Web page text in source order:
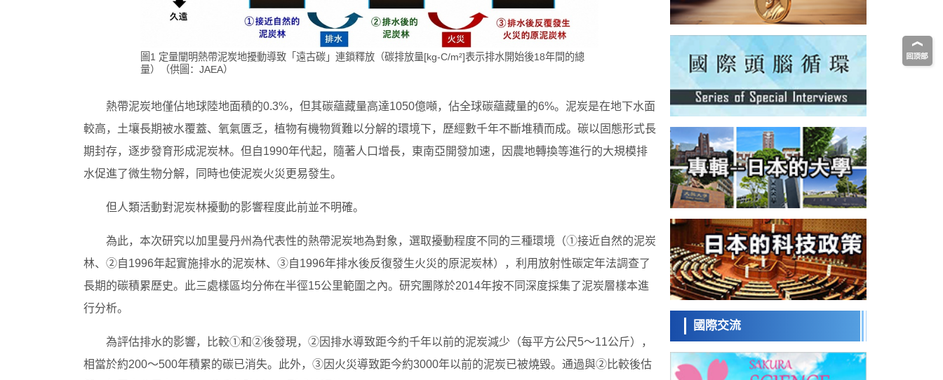
圖1 定量闡明熱帶泥炭地擾動導致「遠古碳」連鎖釋放（碳排放量[kg-C/m²]表示排水開始後18年間的總
量）（供圖：JAEA）
熱帶泥炭地僅佔地球陸地面積的0.3%，但其碳蘊藏量高達1050億噸，佔全球碳蘊藏量的6%。泥炭是在地下水面
較高，土壤長期被水覆蓋、氧氣匱乏，植物有機物質難以分解的環境下，歷經數千年不斷堆積而成。碳以固態形式長
期封存，逐步發育形成泥炭林。但自1990年代起，隨著人口增長，東南亞開發加速，因農地轉換等進行的大規模排
水促進了微生物分解，同時也使泥炭火災更易發生。
但人類活動對泥炭林擾動的影響程度此前並不明確。
為此，本次研究以加里曼丹州為代表性的熱帶泥炭地為對象，選取擾動程度不同的三種環境（①接近自然的泥炭
林、②自1996年起實施排水的泥炭林、③自1996年排水後反復發生火災的原泥炭林），利用放射性碳定年法調查了
長期的碳積累歷史。此三處樣區均分佈在半徑15公里範圍之內。研究團隊於2014年按不同深度採集了泥炭層樣本進
行分析。
為評估排水的影響，比較①和②後發現，②因排水導致距今約千年以前的泥炭減少（每平方公尺5～11公斤），
相當於約200～500年積累的碳已消失。此外，③因火災導致距今約3000年以前的泥炭已被燒毀。通過與②比較後估
慶應義塾大學闡明腦內「游擊手」小膠質細
胞包裹保護受損神經細胞的機制，有望用於
開發阿茲海默症等疾病療法
日本東北大學與橫濱橡膠全球首次從奈米尺
度揭示橡膠—黃銅黏接界面劣化抑制機制，
為提升輪胎安全性與耐久性的材料設計開闢
科學研究
近畿大學等發現植物染料「日本茜」的紅色
成分可抑制老化與炎症，有望成為新型功能
性材料
科學研究
法，利用超小型GAD67啟動子抑制發作
科學研究
九州大學揭示夜間眼壓升高機制：兩種激素
波動疊加所致
科學研究
東京都產技研採用新手法開發出可穩定工作
至300℃的介電材料，已驗證電容器可在汽車
發動機等高溫環境下工作
經濟・社會
日本生成式AI使用者佔比一年內翻倍，但與
中美德仍有較大差距
政策
日本修訂首都直下型地震緊急對策：目標為
死亡人數至少減半，重點強化火災防控
科學研究
福井大學發現細胞記憶過往並抑制反應的機
制，闡明即便DNA相同反應迥異之謎
科學研究
安全性，在轉移性尿路上皮癌患者中開展臨
床試驗
政策
國際交流